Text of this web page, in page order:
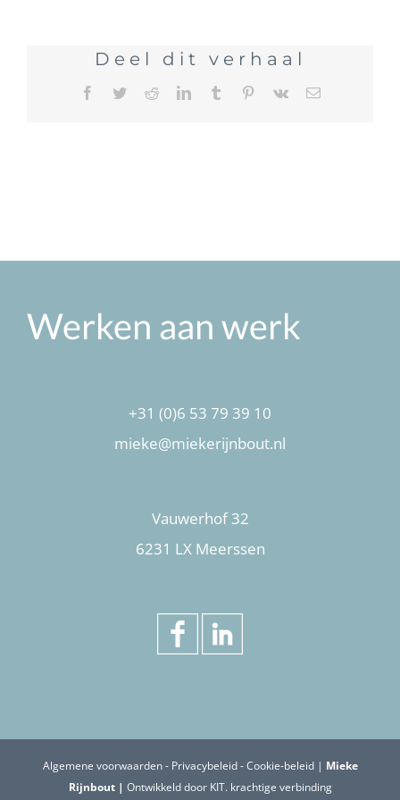
Deel dit verhaal
Facebook
TwitterRedditLinkedInTumblr Pinterest
Vk
E-
+31 (0)6 53 79 39 10
mieke@miekerijnbout.nl
Vauwerhof 32
6231 LX Meerssen
Algemene voorwaarden- Privacybeleid-Cookie-beleid| Mieke
Rijnbout | Ontwikkeld door KIT. krachtige verbinding